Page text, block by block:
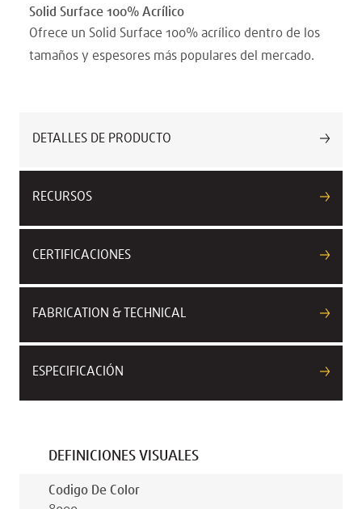
Solid Surface 100% Acrílico
Ofrece un Solid Surface 100% acrílico dentro de los
tamaños y espesores más populares del mercado.
DETALLES DE PRODUCTO
RECURSOS
CERTIFICACIONES
FABRICATION & TECHNICAL
ESPECIFICACIÓN
DEFINICIONES VISUALES
Codigo De Color